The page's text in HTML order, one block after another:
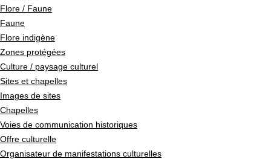
Flore / Faune
Faune
Flore indigène
Zones protégées
Culture / paysage culturel
Sites et chapelles
Images de sites
Chapelles
Voies de communication historiques
Offre culturelle
Organisateur de manifestations culturelles